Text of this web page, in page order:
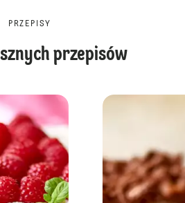
PRZEPISY
przepisów